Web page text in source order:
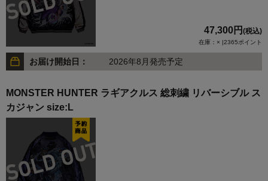
47,300円 (税込)
在庫：× |2365ポイント
お届け開始日： 2026年8月発売予定
MONSTER HUNTER ラギアクルス 総刺繍 リバーシブル ス
カジャン size:L